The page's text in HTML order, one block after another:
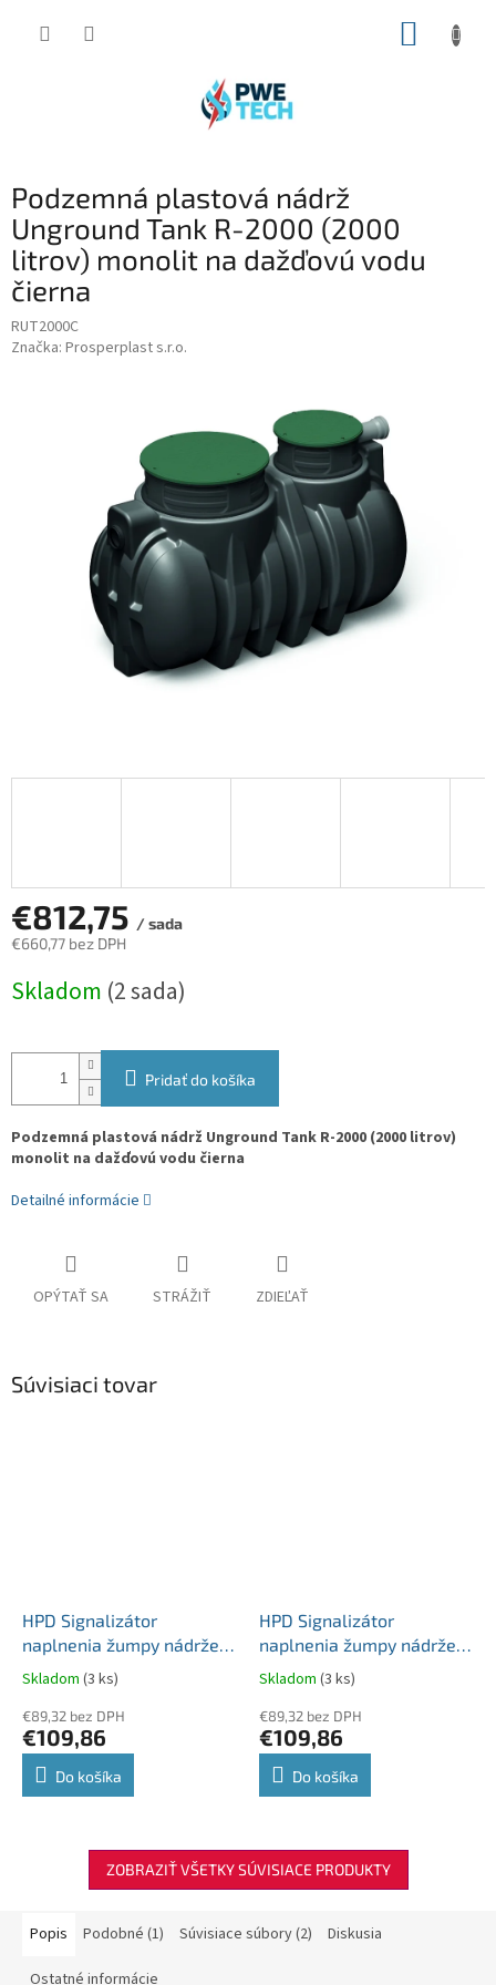
Podzemná plastová nádrž
Unground Tank R-2000 (2000
litrov) monolit na dažďovú vodu
čierna
RUT2000C
Značka: Prosperplast s.r.o.
€812,75 / sada
€660,77 bez DPH
cena:
Skladom (2 sada)
Pridať do košíka
Podzemná plastová nádrž Unground Tank R-2000 (2000 litrov)
monolit na dažďovú vodu čierna
Detailné informácie
OPÝTAŤ SA STRÁŽIŤ ZDIEĽAŤ
Súvisiaci tovar
HPD Signalizátor
naplnenia žumpy nádrže
na vodu ALERT GM-S II
Skladom (3 ks)
€89,32 bez DPH
€109,86
Do košíka
HPD Signalizátor
naplnenia žumpy nádrže
na vodu ALERT GM-S II
Skladom (3 ks)
€89,32 bez DPH
€109,86
Do košíka
ZOBRAZIŤ VŠETKY SÚVISIACE PRODUKTY
Popis Podobné (1) Súvisiace súbory (2) Diskusia
Ostatné informácie